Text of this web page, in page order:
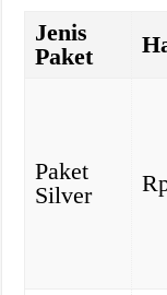
Jenis
Paket
Paket
Silver